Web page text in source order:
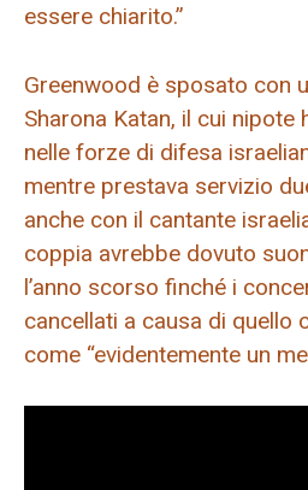
essere chiarito.”
Greenwood è sposato con
Sharona Katan, il cui
nelle forze di difesa
mentre prestava servizio
anche con il cantante
coppia avrebbe dovuto
l’anno scorso finché i
cancellati a causa di quello
come “evidentemente un